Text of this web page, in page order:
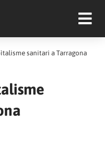
sanitari a Tarragona